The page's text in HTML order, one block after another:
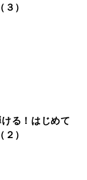
）
る！はじめて
）